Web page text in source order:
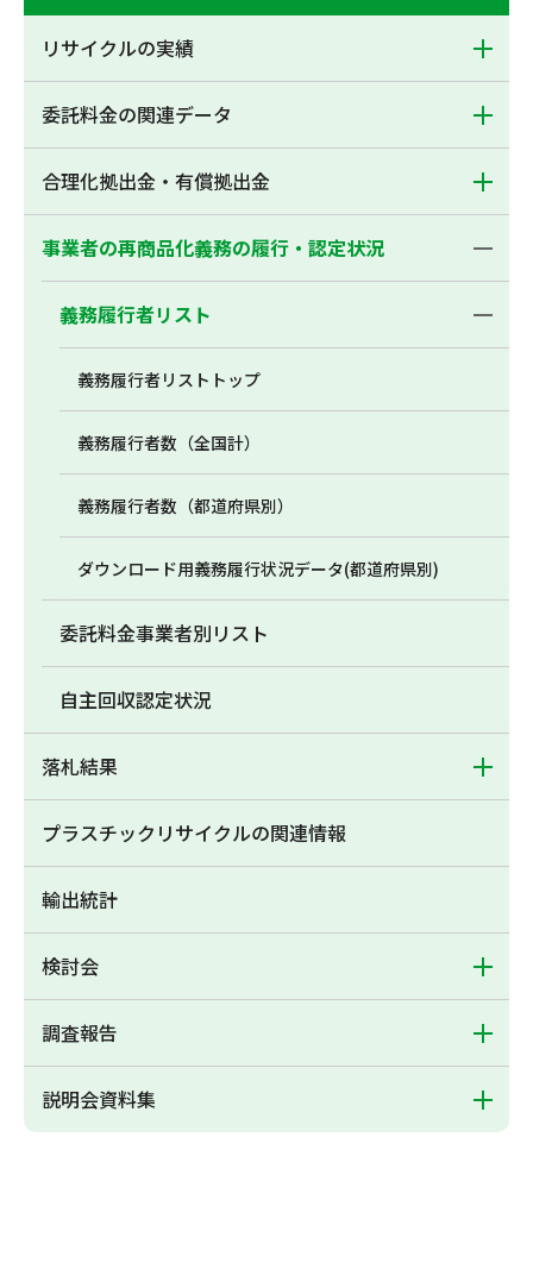
リサイクルの実績
委託料金の関連データ
合理化拠出金・有償拠出金
事業者の再商品化義務の履行・認定状況
義務履行者リスト
義務履行者リストトップ
義務履行者数（全国計）
義務履行者数（都道府県別）
ダウンロード用義務履行状況データ(都道府県別)
委託料金事業者別リスト
自主回収認定状況
落札結果
プラスチックリサイクルの関連情報
輸出統計
検討会
調査報告
説明会資料集